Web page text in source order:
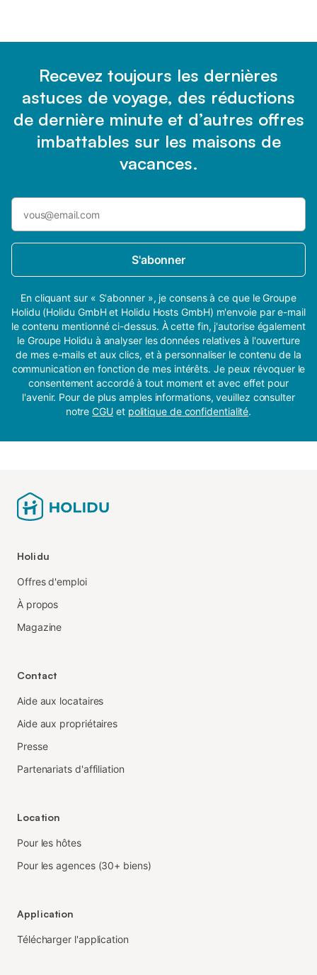
Recevez toujours les dernières
astuces de voyage, des réductions
de dernière minute et d’autres offres
imbattables sur les maisons de
vacances.
S'abonner
En cliquant sur « S'abonner », je consens à ce que le Groupe
Holidu (Holidu GmbH et Holidu Hosts GmbH) m'envoie par e-mail
le contenu mentionné ci-dessus. À cette fin, j'autorise également
le Groupe Holidu à analyser les données relatives à l'ouverture
de mes e-mails et aux clics, et à personnaliser le contenu de la
communication en fonction de mes intérêts. Je peux révoquer le
consentement accordé à tout moment et avec effet pour
l'avenir. Pour de plus amples informations, veuillez consulter
notreCGU et politique de confidentialité.
Holidu
Offres d'emploi
À propos
Magazine
Contact
Aide aux locataires
Aide aux propriétaires
Presse
Partenariats d'affiliation
Location
Pour les hôtes
Pour les agences (30+ biens)
Application
Télécharger l'application